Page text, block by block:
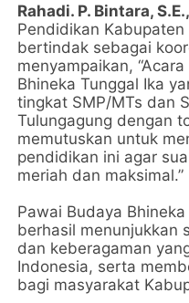
Rahadi. P. Bintara,
Pendidikan
bertindak sebagai
menyampaikan,
Bhineka Tunggal Ika
tingkat SMP/MTs dan
Tulungagung dengan
memutuskan untuk
pendidikan ini agar
meriah dan maksimal.”
Pawai Budaya
berhasil menunjukkan
dan keberagaman
Indonesia, serta
bagi masyarakat